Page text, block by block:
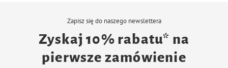
Zapisz się do naszego newslettera
Zyskaj 10% rabatu* na
pierwsze zamówienie